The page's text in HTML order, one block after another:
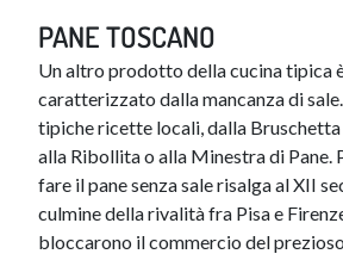
PANE TOSCANO
Un altro prodotto della cucina tipica
caratterizzato dalla mancanza di
tipiche ricette locali, dalla Bruschetta
alla Ribollita o alla Minestra di Pane.
fare il pane senza sale risalga al XII
culmine della rivalità fra Pisa e
bloccarono il commercio del